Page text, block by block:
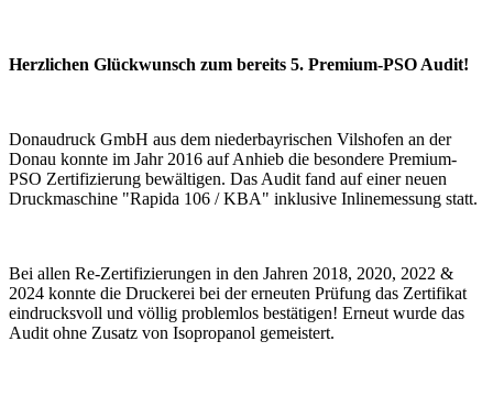
Herzlichen Glückwunsch zum bereits 5. Premium-PSO Audit!
Donaudruck GmbH aus dem niederbayrischen Vilshofen an der
Donau konnte im Jahr 2016 auf Anhieb die besondere Premium-
PSO Zertifizierung bewältigen. Das Audit fand auf einer neuen
Druckmaschine "Rapida 106 / KBA" inklusive Inlinemessung statt.
Bei allen Re-Zertifizierungen in den Jahren 2018, 2020, 2022 &
2024 konnte die Druckerei bei der erneuten Prüfung das Zertifikat
eindrucksvoll und völlig problemlos bestätigen! Erneut wurde das
Audit ohne Zusatz von Isopropanol gemeistert.